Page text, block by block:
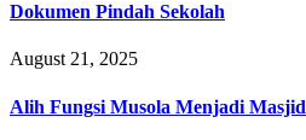
Dokumen Pindah Sekolah
August 21, 2025
Alih Fungsi Musola Menjadi Masjid